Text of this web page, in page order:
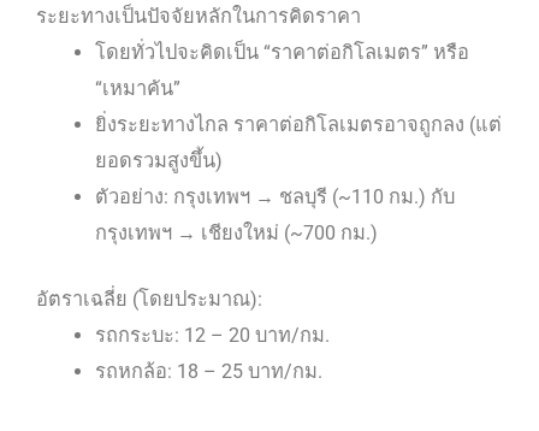
ระยะทางเป็นปัจจัยหลักในการคิดราคา
โดยทั่วไปจะคิดเป็น “ราคาต่อกิโลเมตร” หรือ
“เหมาคัน”
ยิ่งระยะทางไกล ราคาต่อกิโลเมตรอาจถูกลง (แต่
ยอดรวมสูงขึ้น)
ตัวอย่าง: กรุงเทพฯ → ชลบุรี (~110 กม.) กับ
กรุงเทพฯ → เชียงใหม่ (~700 กม.)
อัตราเฉลี่ย (โดยประมาณ):
รถกระบะ: 12 – 20 บาท/กม.
รถหกล้อ: 18 – 25 บาท/กม.